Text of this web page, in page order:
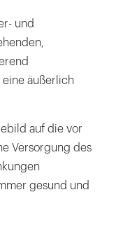
und
äußerlich
auf die vor
Versorgung des
gesund und